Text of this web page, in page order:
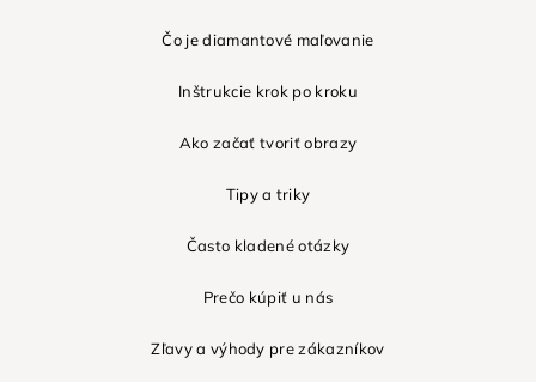
Čo je diamantové maľovanie
Inštrukcie krok po kroku
Ako začať tvoriť obrazy
Tipy a triky
Často kladené otázky
Prečo kúpiť u nás
Zľavy a výhody pre zákazníkov